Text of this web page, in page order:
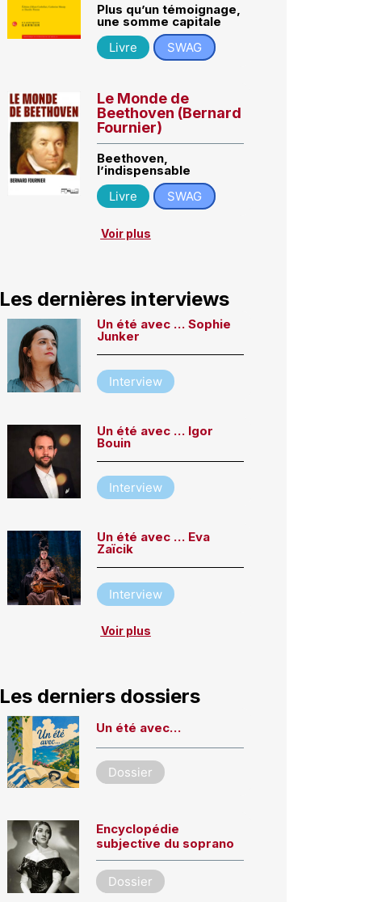
Plus qu’un témoignage,
une somme capitale
Livre
SWAG
Le Monde de
Beethoven (Bernard
Fournier)
Beethoven,
l’indispensable
Livre
SWAG
Voir plus
Les dernières interviews
Un été avec … Sophie
Junker
Interview
Un été avec … Igor
Bouin
Interview
Un été avec … Eva
Zaïcik
Interview
Voir plus
Les derniers dossiers
Un été avec…
Dossier
Encyclopédie
subjective du soprano
Dossier